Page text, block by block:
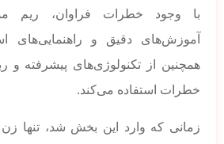
با وجود خطرات فراوان، ریم
آموزش‌های دقیق و راهنمایی‌های
همچنین از تکنولوژی‌های پیشرفته و
خطرات استفاده می‌کند.
زمانی که وارد این بخش شد، تنها زن